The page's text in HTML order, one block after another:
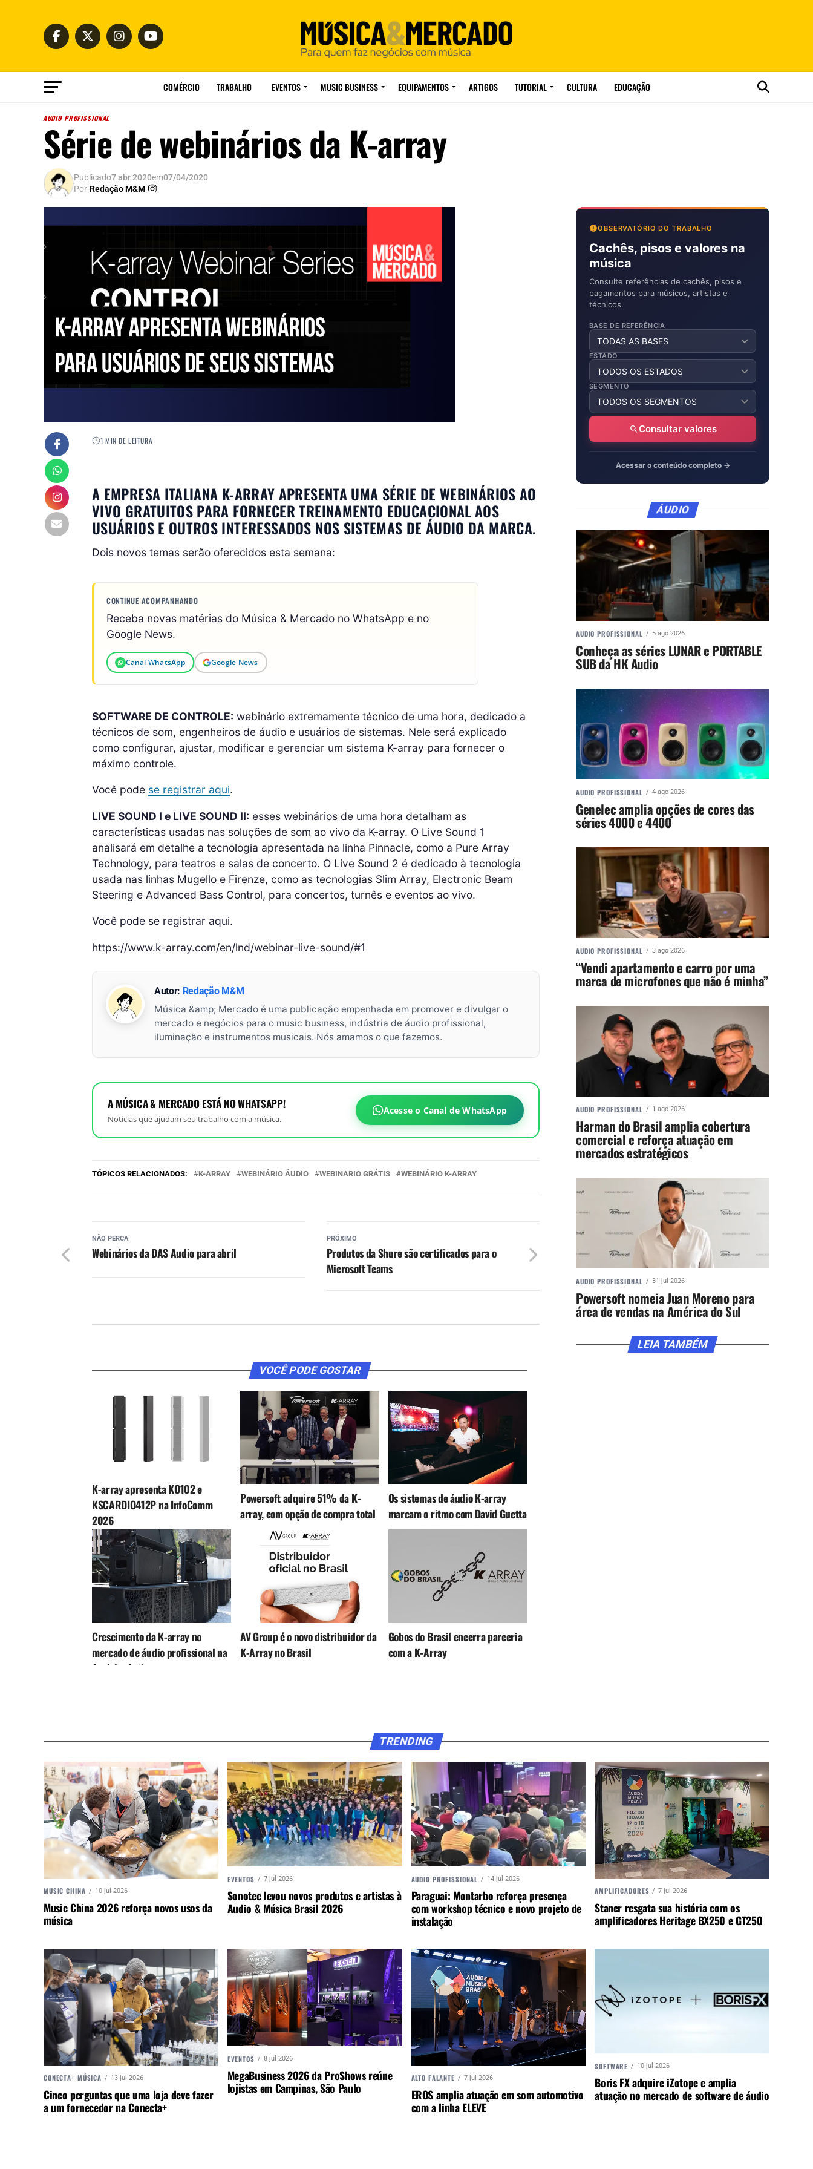
COMÉRCIO TRABALHO EVENTOS MUSIC BUSINESS EQUIPAMENTOS ARTIGOS TUTORIAL CULTURA EDUCAÇÃO
AUDIO PROFISSIONAL
Série de webinários da K-array
Publicado7 abr 2020em07/04/2020
Por Redação M&M
1 MIN DE LEITURA
A EMPRESA ITALIANA K-ARRAY APRESENTA UMA SÉRIE DE WEBINÁRIOS AO
VIVO GRATUITOS PARA FORNECER TREINAMENTO EDUCACIONAL AOS
USUÁRIOS E OUTROS INTERESSADOS NOS SISTEMAS DE ÁUDIO DA MARCA.
Dois novos temas serão oferecidos esta semana:
CONTINUE ACOMPANHANDO
Receba novas matérias do Música & Mercado no WhatsApp e no
Google News.
Canal WhatsApp Google News
SOFTWARE DE CONTROLE: webinário extremamente técnico de uma hora, dedicado a
técnicos de som, engenheiros de áudio e usuários de sistemas. Nele será explicado
como configurar, ajustar, modificar e gerenciar um sistema K-array para fornecer o
máximo controle.
Você pode se registrar aqui.
LIVE SOUND I e LIVE SOUND II: esses webinários de uma hora detalham as
características usadas ​​nas soluções de som ao vivo da K-array. O Live Sound 1
analisará em detalhe a tecnologia apresentada na linha Pinnacle, como a Pure Array
Technology, para teatros e salas de concerto. O Live Sound 2 é dedicado à tecnologia
usada nas linhas Mugello e Firenze, como as tecnologias Slim Array, Electronic Beam
Steering e Advanced Bass Control, para concertos, turnês e eventos ao vivo.
Você pode se registrar aqui.
https://www.k-array.com/en/lnd/webinar-live-sound/#1
Autor: Redação M&M
Música &amp; Mercado é uma publicação empenhada em promover e divulgar o
mercado e negócios para o music business, indústria de áudio profissional,
iluminação e instrumentos musicais. Nós amamos o que fazemos.
A MÚSICA & MERCADO ESTÁ NO WHATSAPP!
Noticias que ajudam seu trabalho com a música.
Acesse o Canal de WhatsApp
TÓPICOS RELACIONADOS: K-ARRAY WEBINÁRIO ÁUDIO WEBINARIO GRÁTIS WEBINÁRIO K-ARRAY
PRÓXIMO
Produtos da Shure são certificados para o
Microsoft Teams
NÃO PERCA
Webinários da DAS Audio para abril
VOCÊ PODE GOSTAR
K-array apresenta KO102 e
KSCARDIO412P na InfoComm
2026
Powersoft adquire 51% da K-
array, com opção de compra total
Os sistemas de áudio K-array
marcam o ritmo com David Guetta
Crescimento da K-array no
mercado de áudio profissional na
América Latina
AV Group é o novo distribuidor da
K-Array no Brasil
Gobos do Brasil encerra parceria
com a K-Array
OBSERVATÓRIO DO TRABALHO
Cachês, pisos e valores na
música
Consulte referências de cachês, pisos e
pagamentos para músicos, artistas e
técnicos.
BASE DE REFERÊNCIA
ESTADO
SEGMENTO
Consultar valores
Acessar o conteúdo completo →
ÁUDIO
AUDIO PROFISSIONAL 5 ago 2026
Conheça as séries LUNAR e PORTABLE
SUB da HK Audio
AUDIO PROFISSIONAL 4 ago 2026
Genelec amplia opções de cores das
séries 4000 e 4400
AUDIO PROFISSIONAL 3 ago 2026
“Vendi apartamento e carro por uma
marca de microfones que não é minha”
AUDIO PROFISSIONAL 1 ago 2026
Harman do Brasil amplia cobertura
comercial e reforça atuação em
mercados estratégicos
AUDIO PROFISSIONAL 31 jul 2026
Powersoft nomeia Juan Moreno para
área de vendas na América do Sul
LEIA TAMBÉM
TRENDING
MUSIC CHINA 10 jul 2026
Music China 2026 reforça novos usos da
música
EVENTOS 7 jul 2026
Sonotec levou novos produtos e artistas à
Audio & Música Brasil 2026
AUDIO PROFISSIONAL 14 jul 2026
Paraguai: Montarbo reforça presença
com workshop técnico e novo projeto de
instalação
AMPLIFICADORES 7 jul 2026
Staner resgata sua história com os
amplificadores Heritage BX250 e GT250
CONECTA+ MÚSICA 13 jul 2026
Cinco perguntas que uma loja deve fazer
a um fornecedor na Conecta+
EVENTOS 8 jul 2026
MegaBusiness 2026 da ProShows reúne
lojistas em Campinas, São Paulo
ALTO FALANTE 7 jul 2026
EROS amplia atuação em som automotivo
com a linha ELEVE
SOFTWARE 10 jul 2026
Boris FX adquire iZotope e amplia
atuação no mercado de software de áudio